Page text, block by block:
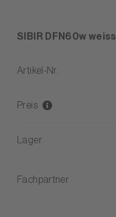
SIBIR DFN60w weiss
Artikel-Nr.
Preis
Lager
Fachpartner